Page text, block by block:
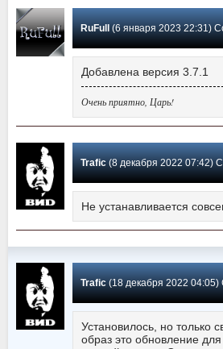
RuFull (6 января 2023 22:31)
Добавлена версия 3.7.1
Очень приятно, Царь!
Trafic(8 декабря 2022 07:42)
Не устанавливается
Trafic(18 декабря 2022 04:05)
Установилось, но только
образ это обновление